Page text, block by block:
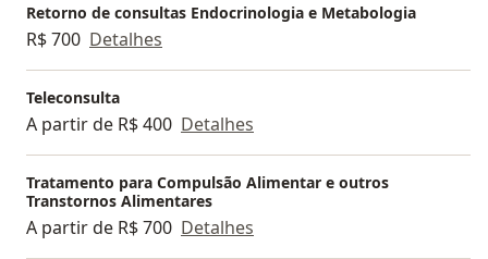
Retorno de consultas Endocrinologia e Metabologia
R$ 700 Detalhes
Teleconsulta
A partir de R$ 400 Detalhes
Tratamento para Compulsão Alimentar e outros
Transtornos Alimentares
A partir de R$ 700 Detalhes